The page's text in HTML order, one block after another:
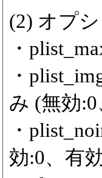
(2) オプ
・
・
み (無効
・
効:0、有